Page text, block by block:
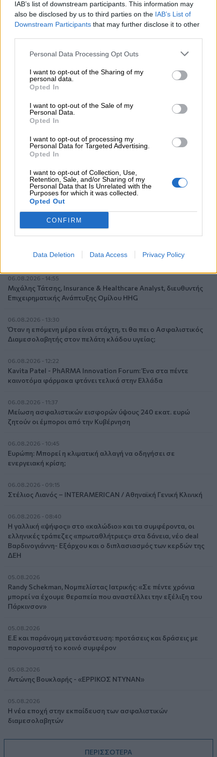
IAB’s list of downstream participants. This information may
also be disclosed by us to third parties on the IAB’s List of
Downstream Participants that may further disclose it to other
Personal Data Processing Opt Outs
I want to opt-out of the Sharing of my
personal data.
Opted In
I want to opt-out of the Sale of my
Personal Data.
Opted In
I want to opt-out of processing my
Personal Data for Targeted Advertising.
Opted In
I want to opt-out of Collection, Use,
Retention, Sale, and/or Sharing of my
Personal Data that Is Unrelated with the
Purposes for which it was collected.
Opted Out
CONFIRM
Data Deletion Data Access Privacy Policy
Οι αισθητήρες βλέπουν καλύτερα από τον άνθρωπο. Πάντα;
στα Λειτουργικά και Προσαρμοσμένα Καθαρά Αποτελέσματα
07.08.2026 - 10:28
Ομαδικά Ασφαλιστικά προϊόντα Επαγγελματικής
Συνταξιοδότησης: Νέο πεδίο ανάπτυξης για ασφαλιστικές και
ασφαλιστές
CrediaBank: Οικονομικά Αποτελέσματα A’ Εξαμήνου 2026 -
Υψηλοί ρυθμοί ανάπτυξης και νέα ρεκόρ επιδόσεων
07.08.2026 - 08:45
Στόχος για νέα δάνεια 15 δισ. το 2026, η «ακτινογραφία» της
κερδοφορίας των τραπεζών, η δυναμική επιστροφή της
Metlen, μεγαλώνει ταχύτατα η CrediaBank
06.08.2026 - 22:39
10.000 φορές η διεθνής επιστημονική κοινότητα παρέπεμψε
Κοντοβουνήσιος
06.08.2026 - 14:55
Μιχάλης Τάτσης, Insurance & Healthcare Analyst, διευθυντής
Επιχειρηματικής Ανάπτυξης Ομίλου HHG
06.08.2026 - 13:30
Όταν η επόμενη μέρα είναι στάχτη, τι θα πει ο Ασφαλιστικός
Διαμεσολαβητής στον πελάτη κλάδου υγείας;
06.08.2026 - 12:22
Kavita Patel - PhARMA Innovation Forum: Ένα στα πέντε
καινοτόμα φάρμακα φτάνει τελικά στην Ελλάδα
06.08.2026 - 11:37
Μείωση ασφαλιστικών εισφορών ύψους 240 εκατ. ευρώ
ζητούν οι έμποροι από την Κυβέρνηση
06.08.2026 - 10:45
Ευρώπη: Μπορεί η κλιματική αλλαγή να οδηγήσει σε
ενεργειακή κρίση;
06.08.2026 - 09:15
Στέλιος Λιανός – INTERAMERICAN / Αθηναϊκή Γενική Κλινική
06.08.2026 - 08:40
Η γαλλική «ψήφος» στο «καλώδιο» και τα συμφέροντα, οι
ελληνικές τράπεζες «πρωταθλήτριες» στα δάνεια, νέο deal
Βαρδινογιάννη- Εξάρχου και ο διπλασιασμός των κερδών της
ΔΕΗ
05.08.2026
Randy Schekman, Νομπελίστας Ιατρικής: «Σε πέντε χρόνια
μπορεί να έχουμε θεραπεία που αναστέλλει την εξέλιξη του
Πάρκινσον»
05.08.2026
Ε.Ε και παράνομη μετανάστευση: προτάσεις και δράσεις με
παρονομαστή το κοινό συμφέρον
05.08.2026
Αντώνης Βουκλαρής - «ΕΡΡΙΚΟΣ ΝΤΥΝΑΝ»
05.08.2026
Η νέα εποχή στην εκπαίδευση των ασφαλιστικών
διαμεσολαβητών
ΠΕΡΙΣΣΟΤΕΡΑ